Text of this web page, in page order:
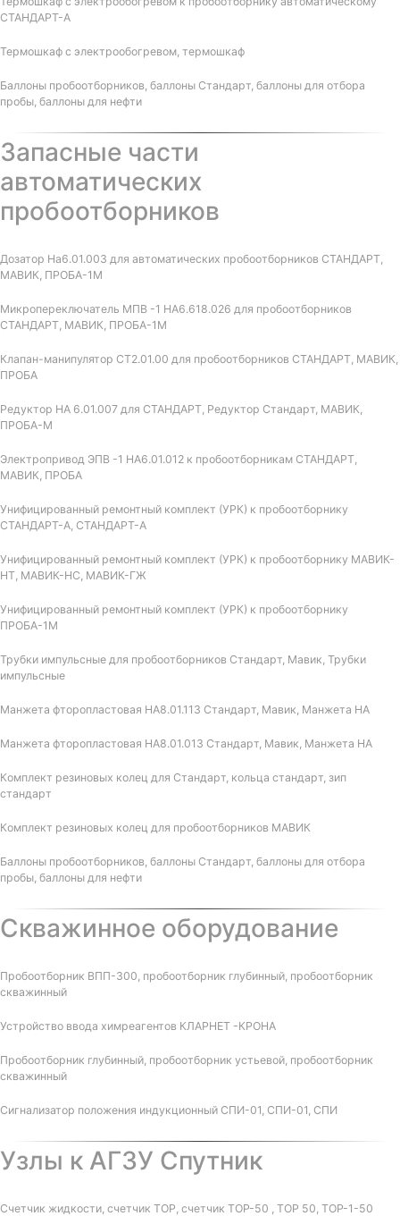
СТАНДАРТ-А
Термошкаф с электрообогревом, термошкаф
Баллоны пробоотборников, баллоны Стандарт, баллоны для отбора
пробы, баллоны для нефти
Запасные части
автоматических
пробоотборников
Дозатор На6.01.003 для автоматических пробоотборников СТАНДАРТ,
МАВИК, ПРОБА-1М
Микропереключатель МПВ -1 НА6.618.026 для пробоотборников
СТАНДАРТ, МАВИК, ПРОБА-1М
Клапан-манипулятор СТ2.01.00 для пробоотборников СТАНДАРТ, МАВИК,
ПРОБА
Редуктор НА 6.01.007 для СТАНДАРТ, Редуктор Стандарт, МАВИК,
ПРОБА-М
Электропривод ЭПВ -1 НА6.01.012 к пробоотборникам СТАНДАРТ,
МАВИК, ПРОБА
Унифицированный ремонтный комплект (УРК) к пробоотборнику
СТАНДАРТ-А, СТАНДАРТ-А
Унифицированный ремонтный комплект (УРК) к пробоотборнику МАВИК-
НТ, МАВИК-НС, МАВИК-ГЖ
Унифицированный ремонтный комплект (УРК) к пробоотборнику
ПРОБА-1М
Трубки импульсные для пробоотборников Стандарт, Мавик, Трубки
импульсные
Манжета фторопластовая НА8.01.113 Стандарт, Мавик, Манжета НА
Манжета фторопластовая НА8.01.013 Стандарт, Мавик, Манжета НА
Комплект резиновых колец для Стандарт, кольца стандарт, зип
стандарт
Комплект резиновых колец для пробоотборников МАВИК
Баллоны пробоотборников, баллоны Стандарт, баллоны для отбора
пробы, баллоны для нефти
Скважинное оборудование
Пробоотборник ВПП-300, пробоотборник глубинный, пробоотборник
скважинный
Устройство ввода химреагентов КЛАРНЕТ -КРОНА
Пробоотборник глубинный, пробоотборник устьевой, пробоотборник
скважинный
Сигнализатор положения индукционный СПИ-01, СПИ-01, СПИ
Узлы к АГЗУ Спутник
Счетчик жидкости, счетчик ТОР, счетчик ТОР-50 , ТОР 50, ТОР-1-50